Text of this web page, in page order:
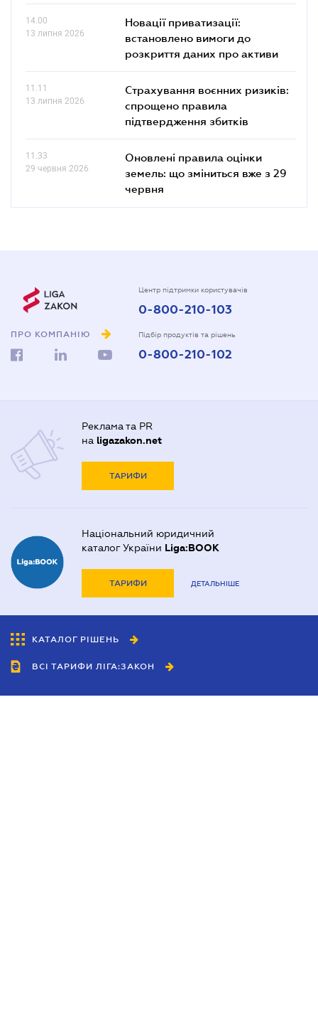
14.00
13 липня 2026
Новації приватизації:
встановлено вимоги до
розкриття даних про активи
11.11
13 липня 2026
Страхування воєнних ризиків:
спрощено правила
підтвердження збитків
11.33
29 червня 2026
Оновлені правила оцінки
земель: що зміниться вже з 29
червня
ПРО КОМПАНІЮ
Центр підтримки користувачів
0-800-210-103
Підбір продуктів та рішень
0-800-210-102
Реклама та PR
на ligazakon.net
ТАРИФИ
Національний юридичний
каталог України Liga:BOOK
ТАРИФИ ДЕТАЛЬНІШЕ
КАТАЛОГ РІШЕНЬ
ВСІ ТАРИФИ ЛІГА:ЗАКОН